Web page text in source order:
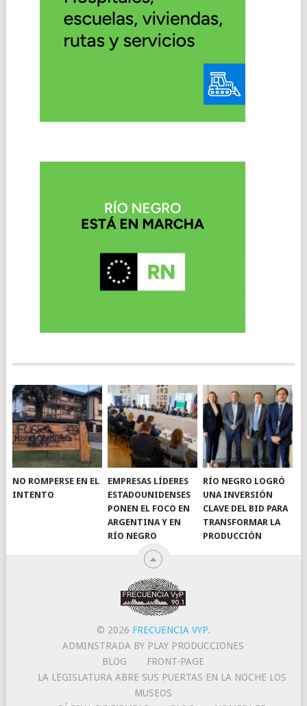
NO ROMPERSE EN EL
INTENTO
EMPRESAS LÍDERES
ESTADOUNIDENSES
PONEN EL FOCO EN
ARGENTINA Y EN
RÍO NEGRO
RÍO NEGRO LOGRÓ
UNA INVERSIÓN
CLAVE DEL BID PARA
TRANSFORMAR LA
PRODUCCIÓN
© 2026 FRECUENCIA VYP.
ADMINSTRADA BY PLAY PRODUCCIONES
BLOG
FRONT-PAGE
LA LEGISLATURA ABRE SUS PUERTAS EN LA NOCHE LOS
MUSEOS